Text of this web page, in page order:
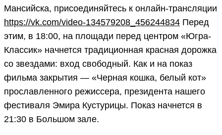
Мансийска, присоединяйтесь к онлайн-трансляции
https://vk.com/video-134579208_456244834 Перед
этим, в 18:00, на площади перед центром «Югра-
Классик» начнется традиционная красная дорожка
со звездами: вход свободный. Как и на показ
фильма закрытия — «Черная кошка, белый кот»
прославленного режиссера, президента нашего
фестиваля Эмира Кустурицы. Показ начнется в
21:30 в Большом зале.